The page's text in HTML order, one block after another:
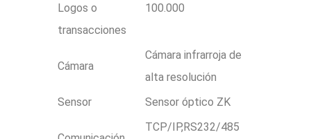
Logos o
transacciones
100.000
Cámara
Cámara infrarroja de
alta resolución
Sensor
Sensor óptico ZK
TCP/IP,RS232/485